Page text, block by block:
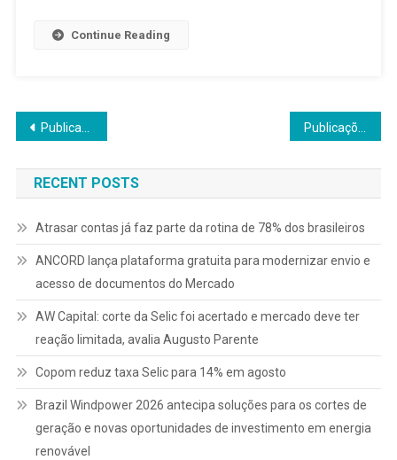
Continue Reading
Navegação
por
posts
Publicações mais antigas Publicações mais novas
RECENT POSTS
Atrasar contas já faz parte da rotina de 78% dos brasileiros
ANCORD lança plataforma gratuita para modernizar envio e
acesso de documentos do Mercado
AW Capital: corte da Selic foi acertado e mercado deve ter
reação limitada, avalia Augusto Parente
Copom reduz taxa Selic para 14% em agosto
Brazil Windpower 2026 antecipa soluções para os cortes de
geração e novas oportunidades de investimento em energia
renovável